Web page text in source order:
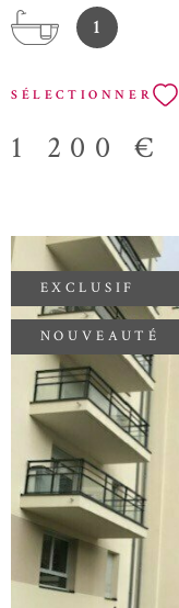
1
SÉLECTIONNER
1 200 €
EXCLUSIF
NOUVEAUTÉ